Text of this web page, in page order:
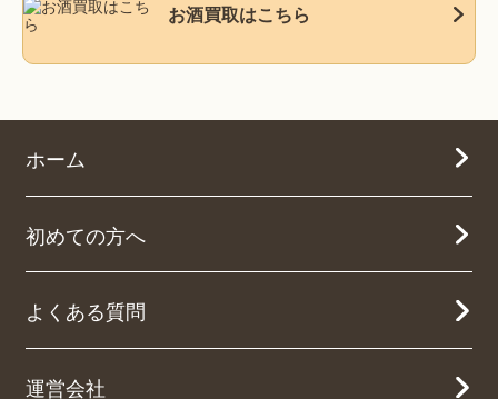
お酒買取はこちら
ホーム
初めての方へ
よくある質問
運営会社